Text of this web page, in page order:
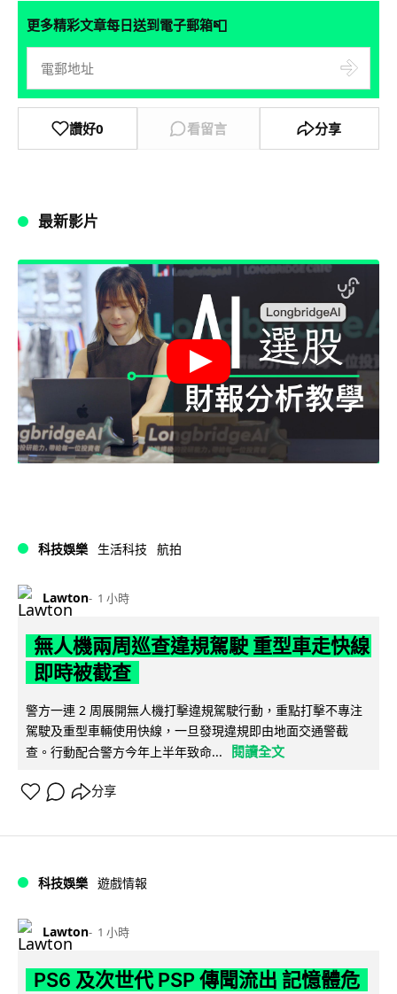
更多精彩文章每日送到電子郵箱📮
讚好0 看留言 分享
最新影片
科技娛樂 生活科技 航拍
Lawton 1 小時
無人機兩周巡查違規駕駛 重型車走快線
即時被截查
警方一連 2 周展開無人機打擊違規駕駛行動，重點打擊不專注
駕駛及重型車輛使用快線，一旦發現違規即由地面交通警截
查。行動配合警方今年上半年致命...
閱讀全文
分享
科技娛樂 遊戲情報
Lawton 1 小時
PS6 及次世代 PSP 傳聞流出 記憶體危